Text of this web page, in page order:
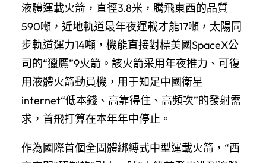
液體運載火箭，直徑3.8米，騰飛東西的品質
590噸，近地軌道最年夜運載才能17噸，太陽同
步軌道運力14噸，機能直接對標美國SpaceX公
司的“獵鷹”9火箭。該火箭采用年夜推力、可復
用液體火箭動員機，用于知足中國衛星
internet“低本錢、高靠得住、高頻次”的發射需
求，首飛打算在本年年中停止。
作為國際首個全固體綁縛式中型運載火箭，“西